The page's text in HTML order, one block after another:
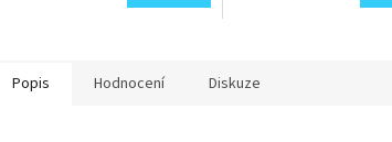
Popis Hodnocení Diskuze